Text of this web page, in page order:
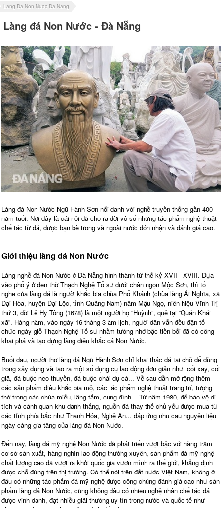
Lang Da Non Nuoc Da Nang
Làng đá Non Nước - Đà Nẵng
Làng đá Non Nước Ngũ Hành Sơn nổi danh với nghề truyền thống gần 400
năm tuổi. Nơi đây là cái nôi đã cho ra đời vô số những tác phẩm nghệ thuật
chế tác từ đá, được bạn bè trong và ngoài nước đón nhận và đánh giá cao.
Giới thiệu làng đá Non Nước
Làng nghề đá Non Nước ở Đà Nẵng hình thành từ thế kỷ XVII - XVIII. Dựa
vào phổ ý ở đền thờ Thạch Nghệ Tổ sư dưới chân ngọn Mộc Sơn, thì tổ
nghề của làng đá là người khắc bia chùa Phổ Khánh (chùa làng Ái Nghĩa, xã
Đại Hòa, huyện Đại Lộc, tỉnh Quảng Nam) năm Mậu Ngọ, niên hiệu Vĩnh Trị
thứ 3, đời Lê Hy Tông (1678) là một người họ “Huỳnh”, quê tại “Quán Khái
xã”. Hàng năm, vào ngày 16 tháng 3 âm lịch, người dân vẫn đều đặn tổ
chức ngày giỗ Thạch Nghệ Tổ sư nhằm tưởng nhớ bậc tiền bối đã có công
khai phá và tạo dựng làng điêu khắc đá Non Nước.
Buổi đầu, người thợ làng đá Ngũ Hành Sơn chỉ khai thác đá tại chỗ để dùng
trong xây dựng và tạo ra một số dụng cụ lao động đơn giản như: cối xay, cối
giã, đá buộc neo thuyền, đá buộc chài dụ cá... Về sau dần mở rộng thêm
các sản phẩm điêu khắc bia mộ, các tác phẩm nghệ thuật trang trí, tượng
thờ trong các chùa miếu, lăng tẩm, cung đình... Từ năm 1980, để bảo vệ di
tích và cảnh quan khu danh thắng, nguồn đá thay thế chủ yếu được mua từ
các tỉnh phía bắc như Thanh Hóa, Nghệ An... đáp ứng nhu cầu nguyên liệu
ngày càng gia tăng của làng đá Non Nước.
Đến nay, làng đá mỹ nghệ Non Nước đã phát triển vượt bậc với hàng trăm
cơ sở sản xuất, hàng nghìn lao động thường xuyên, sản phẩm đá mỹ nghệ
chất lượng cao đã vượt ra khỏi quốc gia vươn mình ra thế giới, khẳng định
được chỗ đứng trên thị trường. Có thể nói trên đất nước Việt Nam, không ở
đâu có những tác phẩm đá mỹ nghệ được công chúng đánh giá cao như sản
phẩm làng đá Non Nước, cũng không đâu có nhiều nghệ nhân chế tác đá
được vinh danh, đạt nhiều giải thưởng uy tín trong nước và quốc tế như